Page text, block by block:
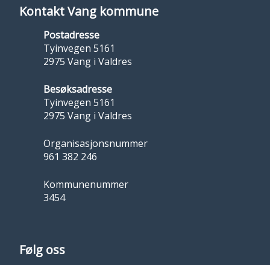
Kontakt Vang kommune
Postadresse
Tyinvegen 5161
2975 Vang i Valdres
Besøksadresse
Tyinvegen 5161
2975 Vang i Valdres
Organisasjonsnummer
961 382 246
Kommunenummer
3454
Følg oss